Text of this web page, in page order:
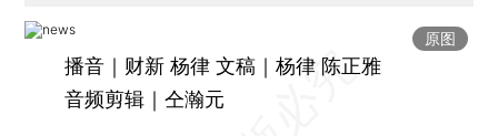
原图
播音｜财新 杨律 文稿｜杨律 陈正雅
音频剪辑｜仝瀚元